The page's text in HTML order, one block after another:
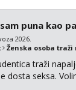
puna kao
2026.
Ženska osoba traži
traži
dosta seksa.